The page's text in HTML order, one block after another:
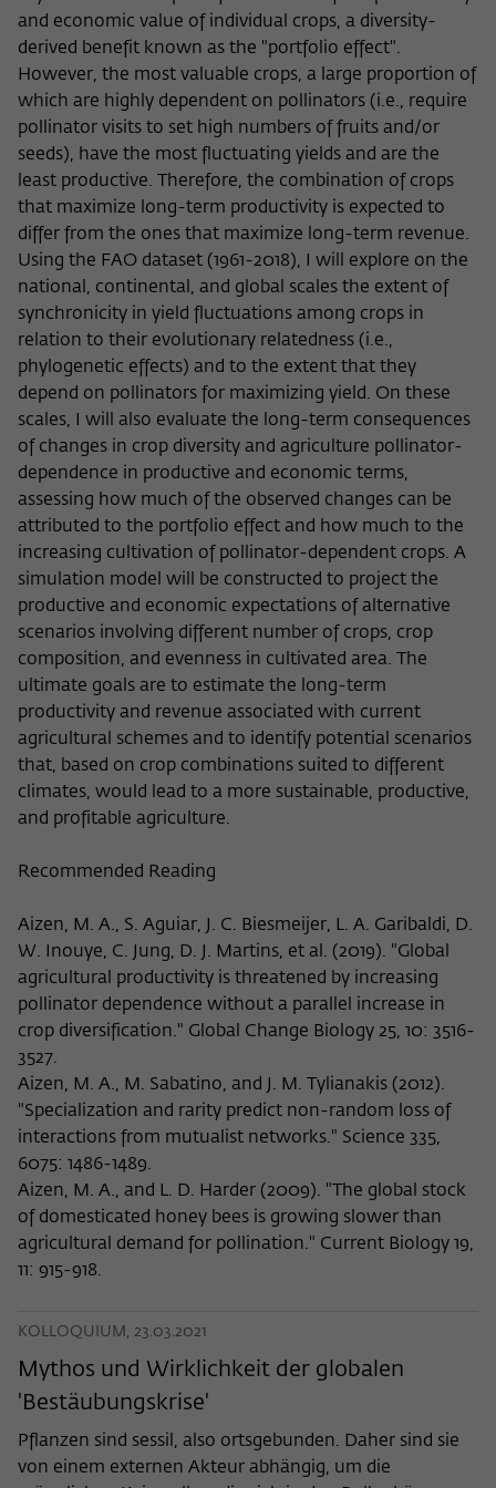
and economic value of individual crops, a diversity-
derived benefit known as the "portfolio effect".
However, the most valuable crops, a large proportion of
which are highly dependent on pollinators (i.e., require
pollinator visits to set high numbers of fruits and/or
seeds), have the most fluctuating yields and are the
least productive. Therefore, the combination of crops
that maximize long-term productivity is expected to
differ from the ones that maximize long-term revenue.
Using the FAO dataset (1961-2018), I will explore on the
national, continental, and global scales the extent of
synchronicity in yield fluctuations among crops in
relation to their evolutionary relatedness (i.e.,
phylogenetic effects) and to the extent that they
depend on pollinators for maximizing yield. On these
scales, I will also evaluate the long-term consequences
of changes in crop diversity and agriculture pollinator-
dependence in productive and economic terms,
assessing how much of the observed changes can be
attributed to the portfolio effect and how much to the
increasing cultivation of pollinator-dependent crops. A
simulation model will be constructed to project the
productive and economic expectations of alternative
scenarios involving different number of crops, crop
composition, and evenness in cultivated area. The
ultimate goals are to estimate the long-term
productivity and revenue associated with current
agricultural schemes and to identify potential scenarios
that, based on crop combinations suited to different
climates, would lead to a more sustainable, productive,
and profitable agriculture.
Recommended Reading
Aizen, M. A., S. Aguiar, J. C. Biesmeijer, L. A. Garibaldi, D.
W. Inouye, C. Jung, D. J. Martins, et al. (2019). "Global
agricultural productivity is threatened by increasing
pollinator dependence without a parallel increase in
crop diversification." Global Change Biology 25, 10: 3516-
3527.
Aizen, M. A., M. Sabatino, and J. M. Tylianakis (2012).
"Specialization and rarity predict non-random loss of
interactions from mutualist networks." Science 335,
6075: 1486-1489.
Aizen, M. A., and L. D. Harder (2009). "The global stock
of domesticated honey bees is growing slower than
agricultural demand for pollination." Current Biology 19,
11: 915-918.
KOLLOQUIUM, 23.03.2021
Mythos und Wirklichkeit der globalen
'Bestäubungskrise'
Pflanzen sind sessil, also ortsgebunden. Daher sind sie
von einem externen Akteur abhängig, um die
Zweck
der/die Besucher:in durch eine Verlinkung
auf wiko-berlin.de weitergeleitet wurde.
_pk_ses
Anbieter Matomo
Laufzeit 30 Minuten
Zweck
Dieses kurzlebige Cookie wird dazu
verwendet, vorübergehend Daten über
den aktuellen Aufenthalt des Besuchs auf
der Webseite des Wissenschaftskollegs
können